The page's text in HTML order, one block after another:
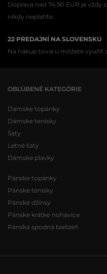
Doprava nad 74,90 EUR je vždy
nikdy neplatíte.
22 PREDAJNÍ NA SLOVENSKU
Na nákup tovaru môžete využiť
OBĽÚBENÉ KATEGÓRIE
Dámske topánky
Dámske tenisky
Šaty
Letné šaty
Dámske plavky
Pánske topánky
Pánske tenisky
Pánske džínsy
Pánske krátke nohavice
Pánska spodná bielizeň